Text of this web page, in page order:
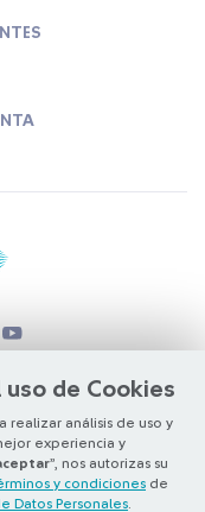
de Cookies
realizar análisis de uso y
experiencia y
”, nos autorizas su
y condiciones de
Datos Personales
2026